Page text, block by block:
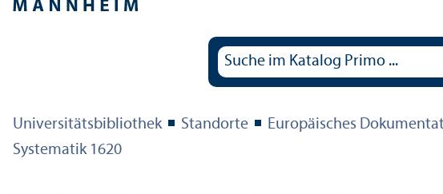
Universitäts­bibliothek Standorte Europäisches
Systematik 1620